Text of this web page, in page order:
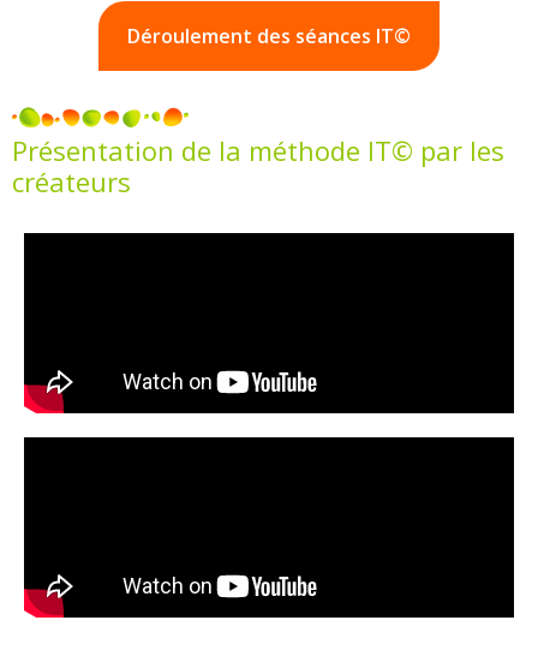
Déroulement des séances IT©
Présentation de la méthode IT© par les
créateurs